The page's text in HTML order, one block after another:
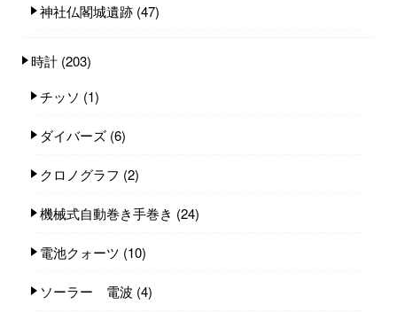
神社仏閣城遺跡 (47)
時計 (203)
チッソ (1)
ダイバーズ (6)
クロノグラフ (2)
機械式自動巻き手巻き (24)
電池クォーツ (10)
ソーラー 電波 (4)